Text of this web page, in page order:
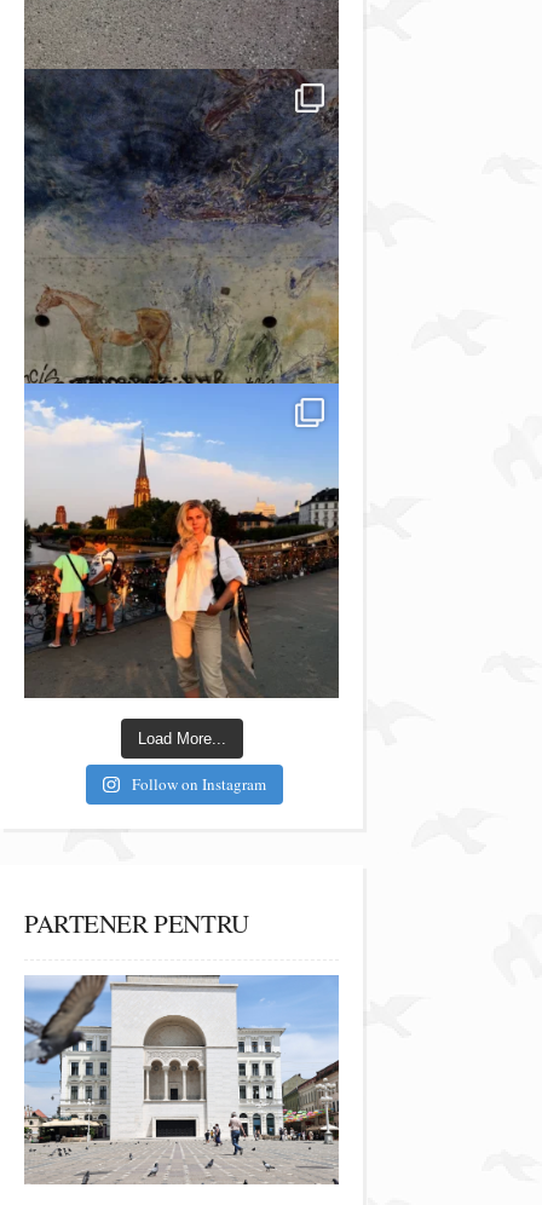
Load More...
Follow on Instagram
PARTENER PENTRU